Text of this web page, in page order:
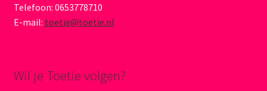
Telefoon: 0653778710
E-mail: toetie@toetie.nl
Wil je Toetie volgen?